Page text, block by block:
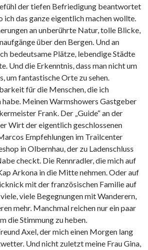
der tiefen Befriedigung beantwortet
ich das ganze eigentlich machen wollte.
an unberührte Natur, tolle Blicke,
über den Bergen. Und an
bedeutsame Plätze, lebendige Städte
Und die Erkenntnis, dass man nicht um
um fantastische Orte zu sehen.
für die Menschen, die ich
Meinen Warmshowers Gastgeber
Frank. Der „Guide“ an der
Wirt der eigentlich geschlossenen
Empfehlungen im Trailcenter
in Olbernhau, der zu Ladenschluss
checkt. Die Rennradler, die mich auf
Arkona in die Mitte nehmen. Oder auf
mit der französischen Familie auf
viele Begegnungen mit Wanderern,
mehr. Manchmal reichen nur ein paar
die Stimmung zu heben.
Axel, der mich einen Morgen lang
Und nicht zuletzt meine Frau Gina,